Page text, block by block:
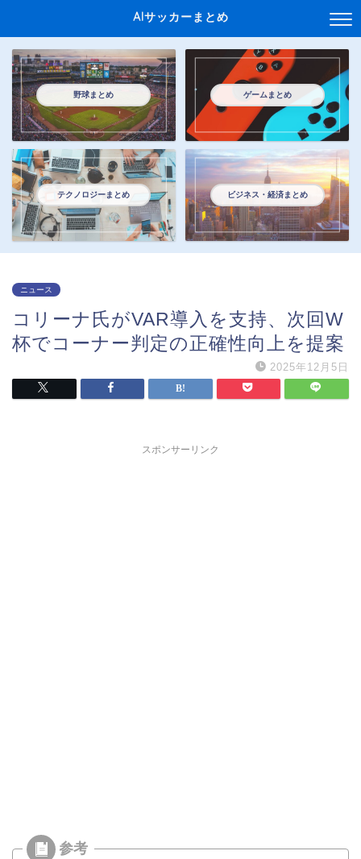
AIサッカーまとめ
野球まとめ ゲームまとめ
テクノロジーまとめ ビジネス・経済まとめ
ニュース
コリーナ氏がVAR導入を支持、次回W
杯でコーナー判定の正確性向上を提案
2025年12月5日
スポンサーリンク